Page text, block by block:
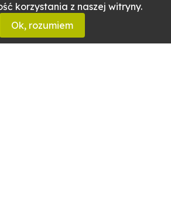
korzystania z naszej witryny.
Ok, rozumiem